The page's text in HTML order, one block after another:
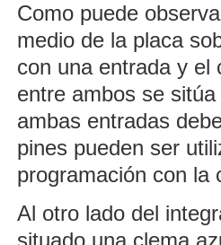
Como puede
medio de la placa
con una entrada y el
entre ambos se
ambas entradas
pines pueden ser
programación con la
Al otro lado del